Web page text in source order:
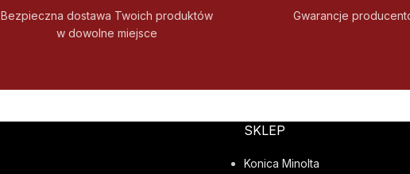
Bezpieczna dostawa Twoich produktów
w dowolne miejsce
Gwarancje
SKLEP
Konica Minolta